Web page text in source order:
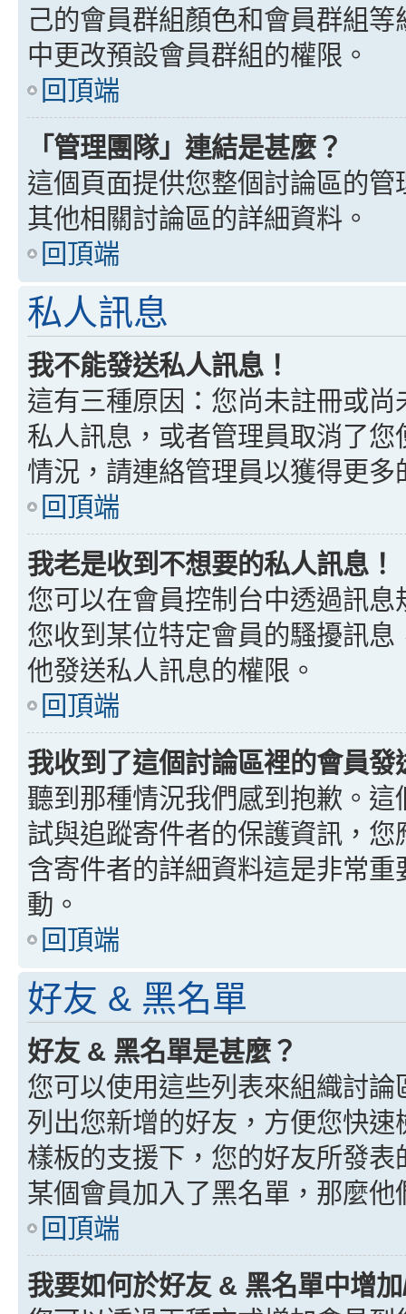
己的會員群組顏色和會員群組
中更改預設會員群組的權限。
回頂端
「管理團隊」連結是甚麼？
這個頁面提供您整個討論區的
其他相關討論區的詳細資料。
回頂端
私人訊息
我不能發送私人訊息！
這有三種原因：您尚未註冊或
私人訊息，或者管理員取消了
情況，請連絡管理員以獲得更多
回頂端
我老是收到不想要的私人訊息！
您可以在會員控制台中透過訊
您收到某位特定會員的騷擾訊
他發送私人訊息的權限。
回頂端
我收到了這個討論區裡的會員
聽到那種情況我們感到抱歉。
試與追蹤寄件者的保護資訊，
含寄件者的詳細資料這是非常
動。
回頂端
好友 & 黑名單
好友 & 黑名單是甚麼？
您可以使用這些列表來組織討
列出您新增的好友，方便您快
樣板的支援下，您的好友所發
某個會員加入了黑名單，那麼
回頂端
我要如何於好友 & 黑名單中增